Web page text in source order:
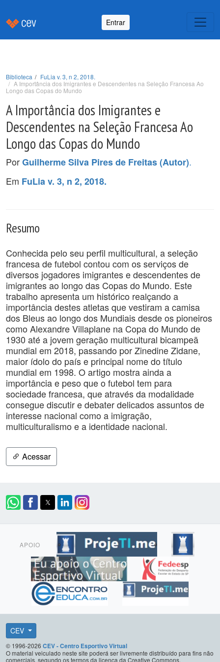
Entrar
Biblioteca
FuLia v. 3, n 2, 2018.
A Importância dos Imigrantes e Descendentes na Seleção Francesa Ao
Longo das Copas do Mundo
A Importância dos Imigrantes e
Descendentes na Seleção Francesa Ao
Longo das Copas do Mundo
PorGuilherme Silva Pires de Freitas (Autor).
Em FuLia v. 3, n 2, 2018.
Resumo
Conhecida pelo seu perfil multicultural, a seleção
francesa de futebol contou com os serviços de
diversos jogadores imigrantes e descendentes de
imigrantes ao longo das Copas do Mundo. Este
trabalho apresenta um histórico realçando a
importância destes atletas que vestiram a camisa
dos Bleus ao longo dos Mundiais desde os pioneiros
como Alexandre Villaplane na Copa do Mundo de
1930 até a jovem geração multicultural bicampeã
mundial em 2018, passando por Zinedine Zidane,
maior ídolo do país e principal nome do título
mundial em 1998. O artigo mostra ainda a
importância e peso que o futebol tem para
sociedade francesa, que através da modalidade
consegue discutir e debater delicados assuntos de
interesse nacional como a imigração,
multiculturalismo e a identidade nacional.
Acessar
APOIO
CEV
© 1996-2026 CEV - Centro Esportivo Virtual
O material veiculado neste site poderá ser livremente distribuído para fins não
comerciais, segundo os termos da licença da Creative Commons.